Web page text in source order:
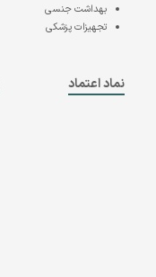
بهداشت جنسی
تجهیزات پزشکی
نماد اعتماد